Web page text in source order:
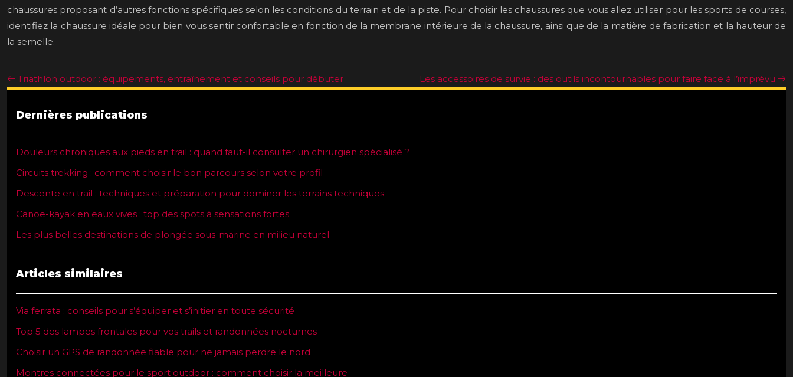
chaussures proposant d’autres fonctions spécifiques selon les conditions du terrain et de la piste. Pour choisir les chaussures que vous allez utiliser pour les sports de courses,
identifiez la chaussure idéale pour bien vous sentir confortable en fonction de la membrane intérieure de la chaussure, ainsi que de la matière de fabrication et la hauteur de
la semelle.
Triathlon outdoor : équipements, entraînement et conseils pour débuter Les accessoires de survie : des outils incontournables pour faire face à l’imprévu
Dernières publications
Douleurs chroniques aux pieds en trail : quand faut-il consulter un chirurgien spécialisé ?
Circuits trekking : comment choisir le bon parcours selon votre profil
Descente en trail : techniques et préparation pour dominer les terrains techniques
Canoë-kayak en eaux vives : top des spots à sensations fortes
Les plus belles destinations de plongée sous-marine en milieu naturel
Articles similaires
Via ferrata : conseils pour s’équiper et s’initier en toute sécurité
Top 5 des lampes frontales pour vos trails et randonnées nocturnes
Choisir un GPS de randonnée fiable pour ne jamais perdre le nord
Montres connectées pour le sport outdoor : comment choisir la meilleure